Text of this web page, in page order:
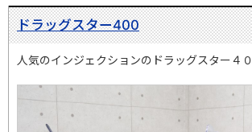
ドラッグスター400
人気のインジェクションのドラッグスター４０